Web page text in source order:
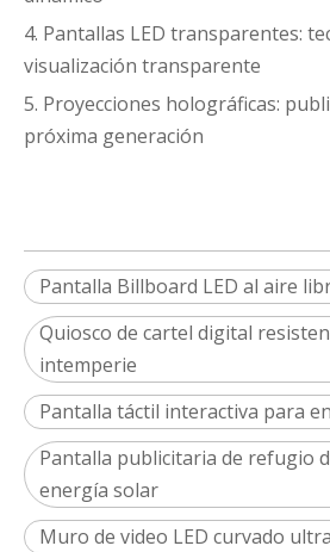
4. Pantallas LED transparentes:
visualización transparente
5. Proyecciones holográficas:
próxima generación
Pantalla Billboard LED al aire
Quiosco de cartel digital
intemperie
Pantalla táctil interactiva para
Pantalla publicitaria de refugio
energía solar
Muro de video LED curvado